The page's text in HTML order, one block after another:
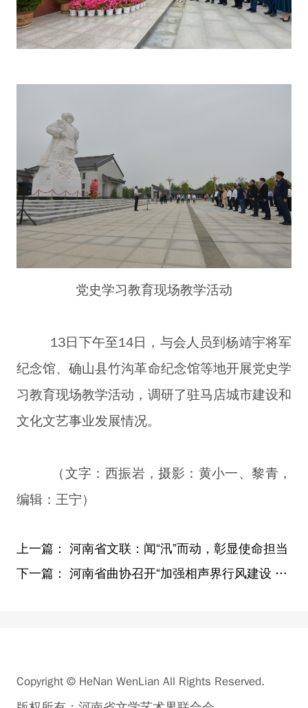
党史学习教育现场教学活动
13日下午至14日，与会人员到杨靖宇将军
纪念馆、确山县竹沟革命纪念馆等地开展党史学
习教育现场教学活动，调研了驻马店城市建设和
文化文艺事业发展情况。
（文字：西振岩，摄影：黄小一、黎青，
编辑：王宁）
上一篇： 河南省文联：闻“汛”而动，彰显使命担当
下一篇： 河南省曲协召开“加强相声界行风建设 自觉践行崇德尚艺”座谈会
Copyright © HeNan WenLian All Rights Reserved.